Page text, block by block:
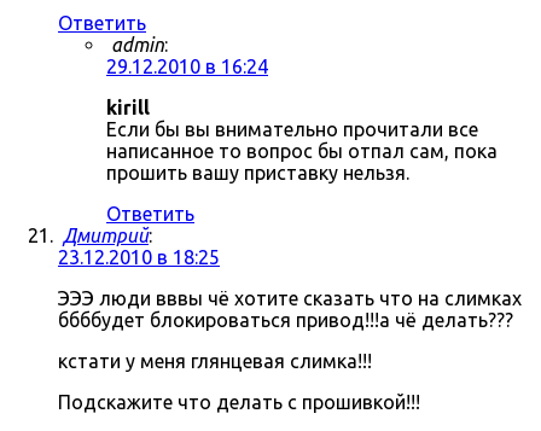
Ответить
admin:
29.12.2010 в 16:24
kirill
Если бы вы внимательно прочитали все
написанное то вопрос бы отпал сам, пока
прошить вашу приставку нельзя.
Ответить
Дмитрий:
23.12.2010 в 18:25
ЭЭЭ люди вввы чё хотите сказать что на слимках
ббббудет блокироваться привод!!!а чё делать???
кстати у меня глянцевая слимка!!!
Подскажите что делать с прошивкой!!!